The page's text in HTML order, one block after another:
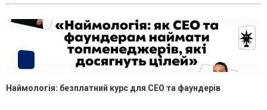
Наймологія: безплатний курс для CEO та фаундерів